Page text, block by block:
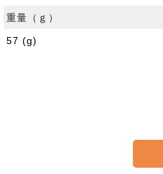
重量（ｇ）
57 (g)